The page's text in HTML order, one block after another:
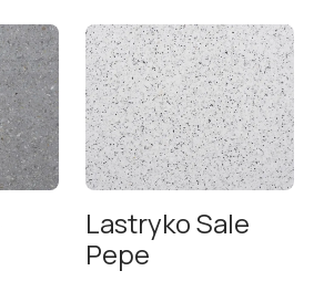
Lastryko Sale
Pepe